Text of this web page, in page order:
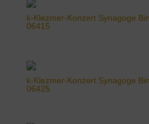
k-Klezmer-Konzert Synagoge
06415
k-Klezmer-Konzert Synagoge
06425